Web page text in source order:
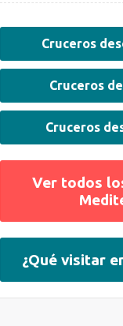
Cruceros
Cruceros
Cruceros
Ver todos
¿Qué visitar